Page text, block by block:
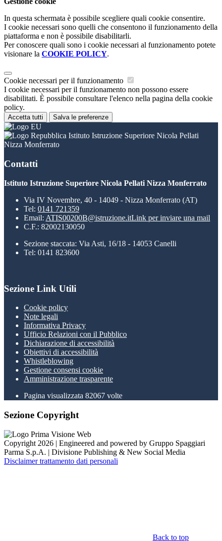
In questa schermata è possibile scegliere quali cookie consentire.
I cookie necessari sono quelli che consentono il funzionamento della
piattaforma e non è possibile disabilitarli.
Per conoscere quali sono i cookie necessari al funzionamento potete
visionare la COOKIE POLICY.
Cookie necessari per il funzionamento
I cookie necessari per il funzionamento non possono essere
disabilitati. È possibile consultare l'elenco nella pagina della cookie
policy.
Accetta tutti Salva le preferenze
Istituto Istruzione Superiore Nicola Pellati
Nizza Monferrato
Contatti
Istituto Istruzione Superiore Nicola Pellati Nizza Monferrato
Via IV Novembre, 40 - 14049 - Nizza Monferrato (AT)
Tel: 0141 721359
Email: ATIS00200B@istruzione.itLink per inviare una mail
C.F.: 82002130050
Sezione staccata: Via Asti, 16/18 - 14053 Canelli
Tel: 0141 823600
Sezione Link Utili
Cookie policy
Note legali
Informativa Privacy
Ufficio Relazioni con il Pubblico
Dichiarazione di accessibilità
Obiettivi di accessibilità
Whistleblowing
Gestione consensi cookie
Amministrazione trasparente
Pagina visualizzata 82067 volte
Sezione Copyright
Copyright 2026 | Engineered and powered by Gruppo Spaggiari
Parma S.p.A. | Divisione Publishing & New Social Media
Disclaimer trattamento dati personali
Back to top